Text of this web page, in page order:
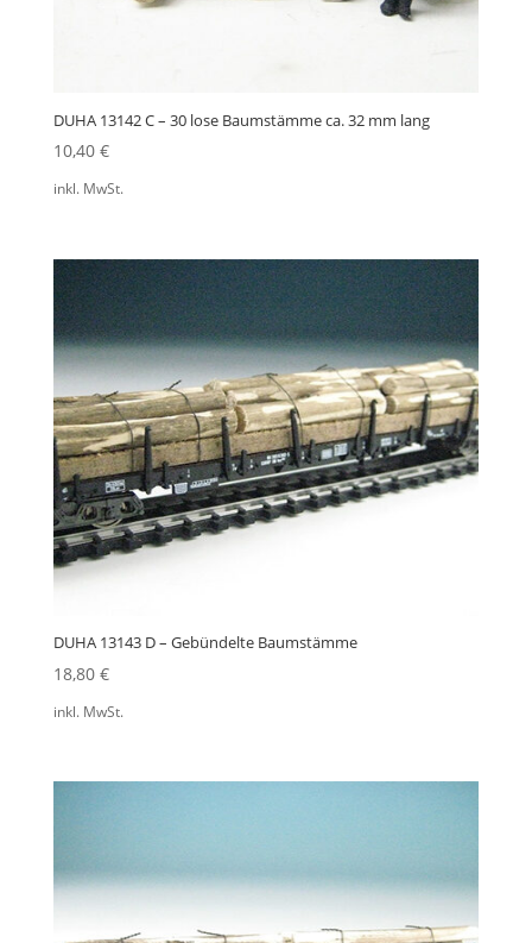
DUHA 13142 C – 30 lose Baumstämme ca. 32 mm lang
10,40 €
inkl. MwSt.
DUHA 13143 D – Gebündelte Baumstämme
18,80 €
inkl. MwSt.